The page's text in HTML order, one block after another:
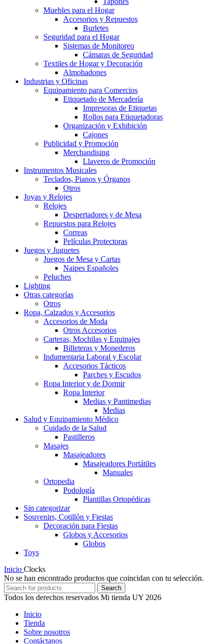
Muebles para el Hogar
Accesorios y Repuestos
Burletes
Seguridad para el Hogar
Sistemas de Monitoreo
Cámaras de Seguridad
Textiles de Hogar y Decoración
Almohadones
Industrias y Oficinas
Equipamiento para Comercios
Etiquetado de Mercadería
Impresoras de Etiquetas
Rollos para Etiquetadoras
Organización y Exhibición
Cajones
Publicidad y Promoción
Merchandising
Llaveros de Promoción
Instrumentos Musicales
Teclados, Pianos y Órganos
Otros
Joyas y Relojes
Relojes
Despertadores y de Mesa
Repuestos para Relojes
Correas
Películas Protectoras
Juegos y Juguetes
Juegos de Mesa y Cartas
Naipes Españoles
Peluches
Lighting
Otras categorías
Otros
Ropa, Calzados y Accesorios
Accesorios de Moda
Otros Accesorios
Carteras, Mochilas y Equipajes
Billeteras y Monederos
Indumentaria Laboral y Escolar
Accesorios Tácticos
Parches y Escudos
Ropa Interior y de Dormir
Ropa Interior
Medias y Pantimedias
Medias
Salud y Equipamiento Médico
Cuidado de la Salud
Pastilleros
Masajes
Masajeadores
Masajeadores Portátiles
Manuales
Ortopedia
Podología
Plantillas Ortopédicas
Sin categorizar
Souvenirs, Cotillón y Fiestas
Decoración para Fiestas
Globos y Accesorios
Globos
Toys
Inicio Clocks
No se han encontrado productos que coincidan con tu selección.
Search
Todos los derechos reservados Mi tienda UY 2026
Inicio
Tienda
Sobre nosotros
Contáctanos